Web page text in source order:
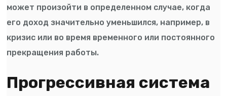
может произойти в определенном случае, когда
его доход значительно уменьшился, например, в
кризис или во время временного или постоянного
прекращения работы.
Прогрессивная система